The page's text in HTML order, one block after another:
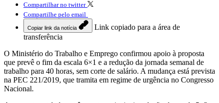
Compartilhar no twitter
Compartilhe pelo email
Copiar link da notícia
Link copiado para a área de
transferência
O Ministério do Trabalho e Emprego confirmou apoio à proposta
que prevê o fim da escala 6×1 e a redução da jornada semanal de
trabalho para 40 horas, sem corte de salário. A mudança está prevista
na PEC 221/2019, que tramita em regime de urgência no Congresso
Nacional.